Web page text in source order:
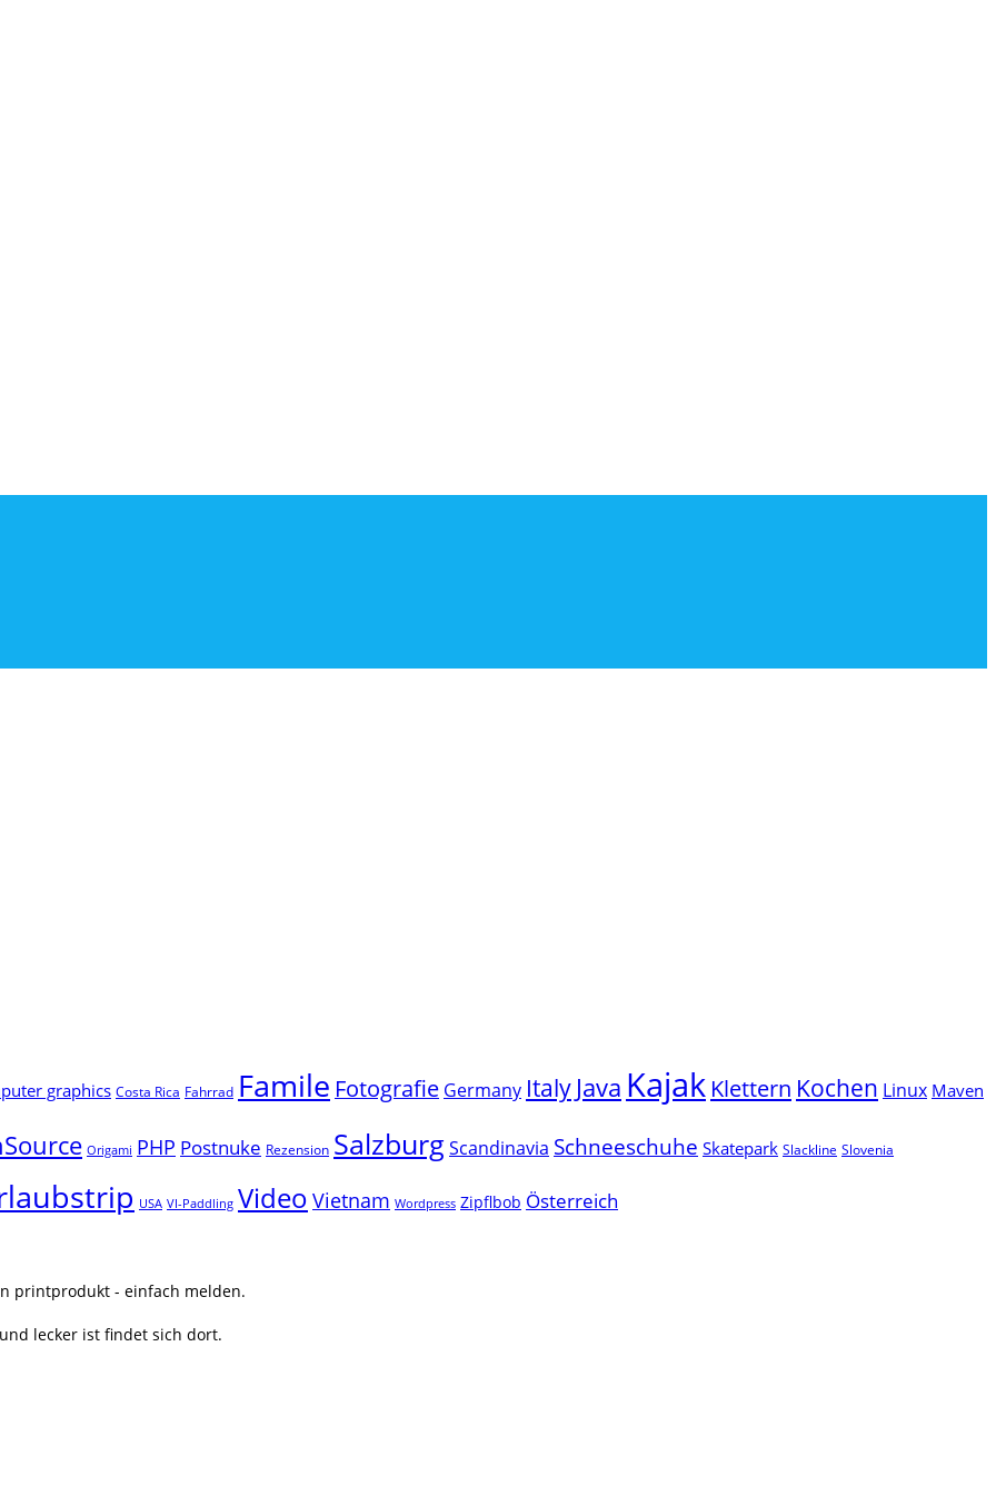
graphics Costa Rica Fahrrad Famile Fotografie Germany Italy Java Kajak Klettern Kochen Linux Maven
Origami PHP Postnuke Rezension SalzburgScandinavia Schneeschuhe Skatepark Slackline Slovenia
USA VI-Paddling Video Vietnam Wordpress Zipflbob Österreich
printprodukt - einfach melden.
lecker ist findet sich dort.